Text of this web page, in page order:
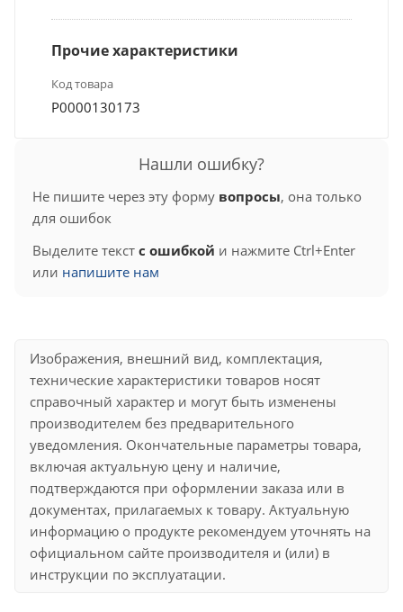
Прочие характеристики
Код товара
Р0000130173
Нашли ошибку?
Не пишите через эту форму вопросы, она только
для ошибок
Выделите текст с ошибкой и нажмите Ctrl+Enter
или напишите нам
Изображения, внешний вид, комплектация,
технические характеристики товаров носят
справочный характер и могут быть изменены
производителем без предварительного
уведомления. Окончательные параметры товара,
включая актуальную цену и наличие,
подтверждаются при оформлении заказа или в
документах, прилагаемых к товару. Актуальную
информацию о продукте рекомендуем уточнять на
официальном сайте производителя и (или) в
инструкции по эксплуатации.